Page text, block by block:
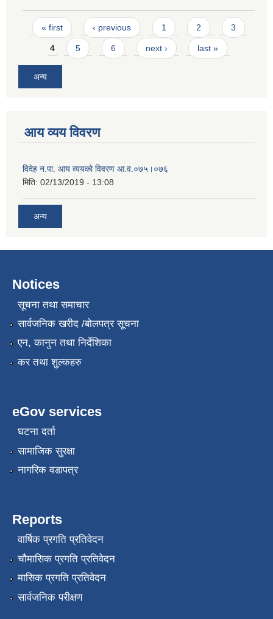
Pages
« first ‹ previous 1 2 3
4 5 6 next › last »
अन्य
आय व्यय विवरण
विदेह न.पा. आय व्ययको विवरण आ.व.०७५।०७६
मिति: 02/13/2019 - 13:08
अन्य
Notices
सूचना तथा समाचार
सार्वजनिक खरीद /बोलपत्र सूचना
एन, कानुन तथा निर्देशिका
कर तथा शुल्कहरु
eGov services
घटना दर्ता
सामाजिक सुरक्षा
नागरिक वडापत्र
Reports
वार्षिक प्रगति प्रतिवेदन
चौमासिक प्रगति प्रतिवेदन
मासिक प्रगति प्रतिवेदन
सार्वजनिक परीक्षण